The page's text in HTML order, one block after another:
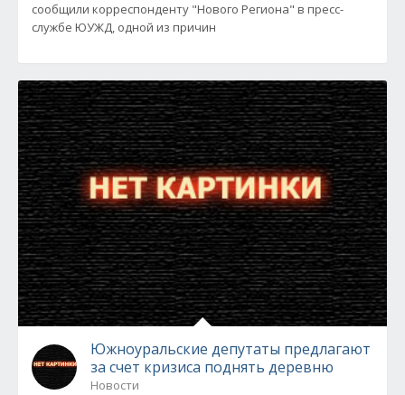
сообщили корреспонденту "Нового Региона" в пресс-
службе ЮУЖД, одной из причин
Южноуральские депутаты предлагают
за счет кризиса поднять деревню
Новости